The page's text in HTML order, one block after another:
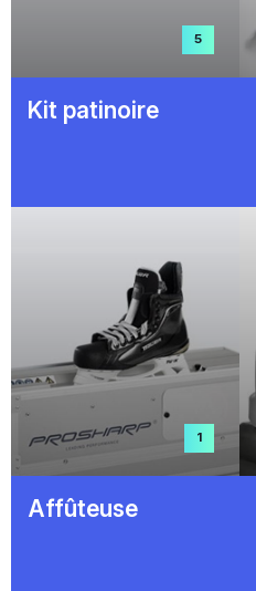
Kit patinoire
5
Affûteuse
1